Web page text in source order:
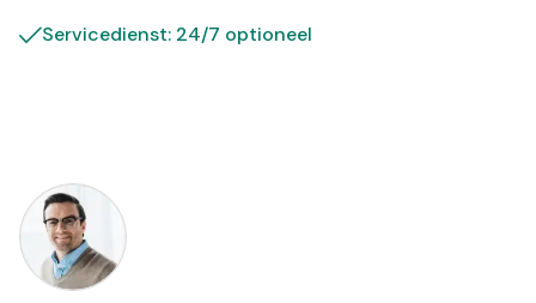
Servicedienst: 24/7 optioneel